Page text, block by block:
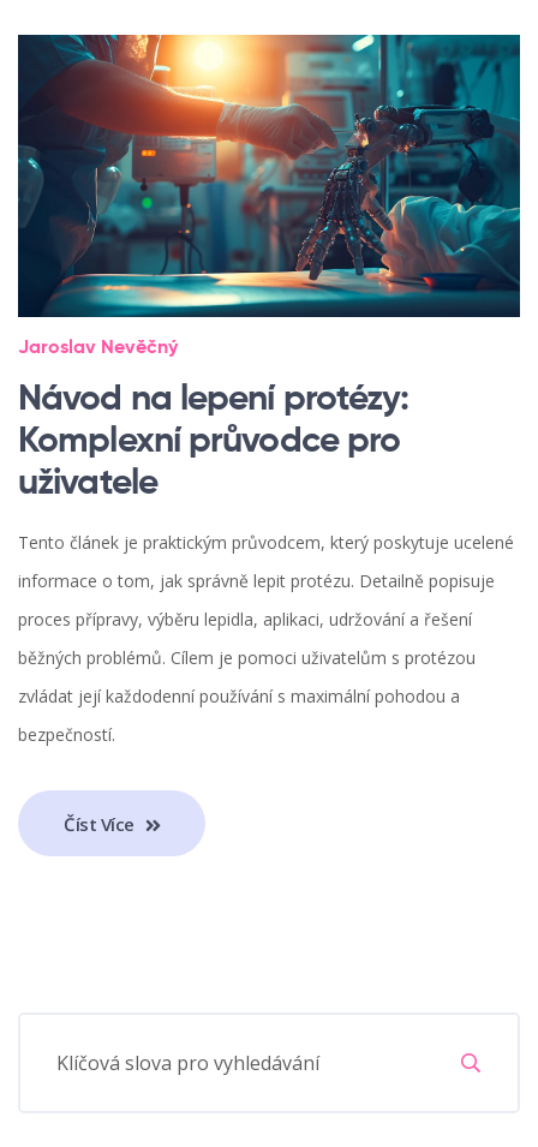
Jaroslav Nevěčný
Návod na lepení protézy:
Komplexní průvodce pro
uživatele
Tento článek je praktickým průvodcem, který poskytuje ucelené
informace o tom, jak správně lepit protézu. Detailně popisuje
proces přípravy, výběru lepidla, aplikaci, udržování a řešení
běžných problémů. Cílem je pomoci uživatelům s protézou
zvládat její každodenní používání s maximální pohodou a
bezpečností.
Číst Více